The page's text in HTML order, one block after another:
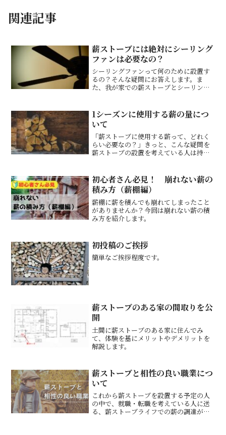
関連記事
薪ストーブには絶対にシーリング
ファンは必要なの？
シーリングファンって何のために設置す
るの？そんな疑問にお答えします。ま
た、我が家での薪ストーブとシーリング
1シーズンに使用する薪の量につ
いて
「薪ストーブに使用する薪って、どれく
らい必要なの？」きっと、こんな疑問を
薪ストーブの設置を考えている人は持っ
「薪を保管する棚のサイズ」について解
説します。
初心者さん必見！ 崩れない薪の
積み方（薪棚編）
薪棚に薪を積んでも崩れてしまったこと
がありませんか？今回は崩れない薪の積
み方を紹介します。
初投稿のご挨拶
簡単なご挨拶程度です。
薪ストーブのある家の間取りを公
開
土間に薪ストーブのある家に住んでみ
て、体験を基にメリットやデメリットを
解説します。
薪ストーブと相性の良い職業につ
いて
これから薪ストーブを設置する予定の人
の中で、就職・転職を考えている人に送
る、薪ストーブライフでの薪の調達が効